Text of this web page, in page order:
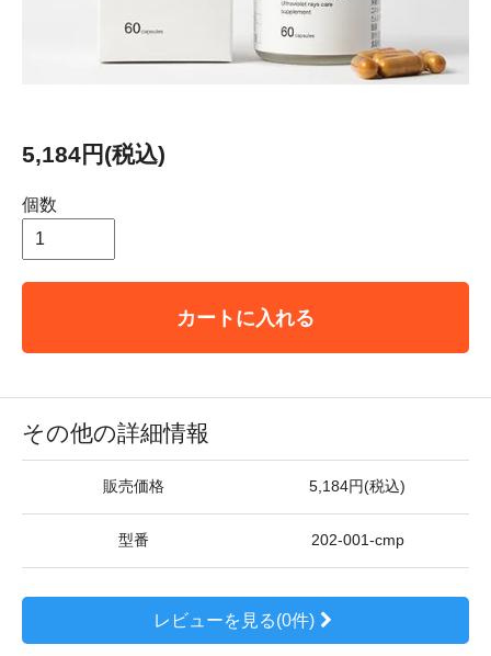
5,184円(税込)
個数
カートに入れる
その他の詳細情報
販売価格 5,184円(税込)
型番 202-001-cmp
レビューを見る(0件)